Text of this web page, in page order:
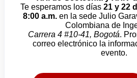
Te esperamos los días 21 y 22
8:00 a.m. en la sede Julio
Colombiana de
Carrera 4 #10-41, Bogotá.
correo electrónico la
evento.